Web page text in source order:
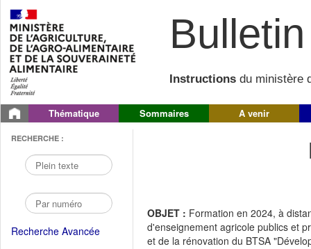
Instructions du ministère
Thématique Sommaires A venir
RECHERCHE :
Recherche Avancée
OBJET : Formation en 2024, à
d'enseignement agricole publics et
et de la rénovation du BTSA